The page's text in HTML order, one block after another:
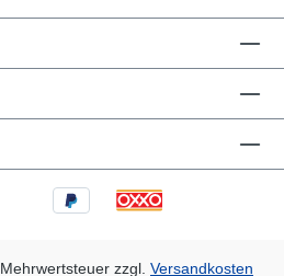
zzgl. Versandkosten